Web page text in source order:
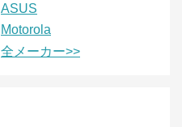
ASUS
Motorola
全メーカー>>